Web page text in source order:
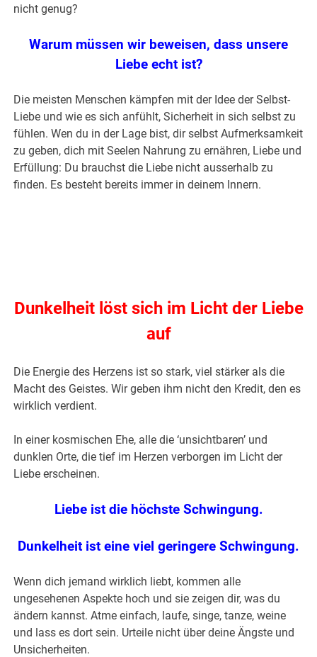
nicht genug?
Warum müssen wir beweisen, dass unsere
Liebe echt ist?
Die meisten Menschen kämpfen mit der Idee der Selbst-
Liebe und wie es sich anfühlt, Sicherheit in sich selbst zu
fühlen. Wen du in der Lage bist, dir selbst Aufmerksamkeit
zu geben, dich mit Seelen Nahrung zu ernähren, Liebe und
Erfüllung: Du brauchst die Liebe nicht ausserhalb zu
finden. Es besteht bereits immer in deinem Innern.
Dunkelheit löst sich im Licht der Liebe
auf
Die Energie des Herzens ist so stark, viel stärker als die
Macht des Geistes. Wir geben ihm nicht den Kredit, den es
wirklich verdient.
In einer kosmischen Ehe, alle die ‘unsichtbaren’ und
dunklen Orte, die tief im Herzen verborgen im Licht der
Liebe erscheinen.
Liebe ist die höchste Schwingung.
Dunkelheit ist eine viel geringere Schwingung.
Wenn dich jemand wirklich liebt, kommen alle
ungesehenen Aspekte hoch und sie zeigen dir, was du
ändern kannst. Atme einfach, laufe, singe, tanze, weine
und lass es dort sein. Urteile nicht über deine Ängste und
Unsicherheiten.